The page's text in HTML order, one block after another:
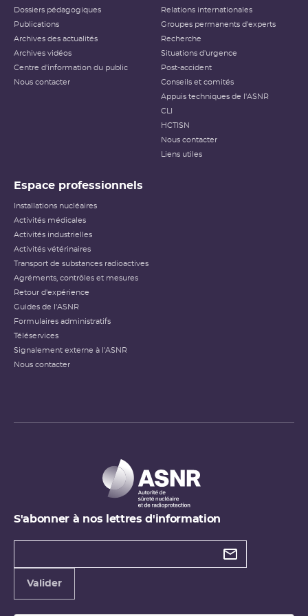
Dossiers pédagogiques
Publications
Archives des actualités
Archives vidéos
Centre d'information du public
Nous contacter
Relations internationales
Groupes permanents d'experts
Recherche
Situations d'urgence
Post-accident
Conseils et comités
Appuis techniques de l'ASNR
CLI
HCTISN
Nous contacter
Liens utiles
Espace professionnels
Installations nucléaires
Activités médicales
Activités industrielles
Activités vétérinaires
Transport de substances radioactives
Agréments, contrôles et mesures
Retour d'expérience
Guides de l'ASNR
Formulaires administratifs
Téléservices
Signalement externe à l'ASNR
Nous contacter
S'abonner à nos lettres d'information
Types de
Valider